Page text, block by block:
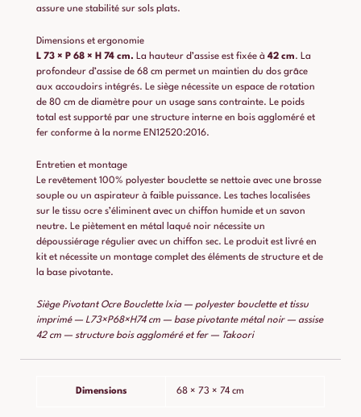
assure une stabilité sur sols plats.
Dimensions et ergonomie
L 73 × P 68 × H 74 cm. La hauteur d’assise est fixée à 42 cm. La
profondeur d’assise de 68 cm permet un maintien du dos grâce
aux accoudoirs intégrés. Le siège nécessite un espace de rotation
de 80 cm de diamètre pour un usage sans contrainte. Le poids
total est supporté par une structure interne en bois aggloméré et
fer conforme à la norme EN12520:2016.
Entretien et montage
Le revêtement 100% polyester bouclette se nettoie avec une brosse
souple ou un aspirateur à faible puissance. Les taches localisées
sur le tissu ocre s’éliminent avec un chiffon humide et un savon
neutre. Le piètement en métal laqué noir nécessite un
dépoussiérage régulier avec un chiffon sec. Le produit est livré en
kit et nécessite un montage complet des éléments de structure et de
la base pivotante.
Siège Pivotant Ocre Bouclette Ixia — polyester bouclette et tissu
imprimé — L73×P68×H74 cm — base pivotante métal noir — assise
42 cm — structure bois aggloméré et fer — Takoori
Dimensions 68 × 73 × 74 cm